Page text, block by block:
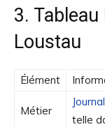
3.
Loustau
Élément
Métier
telle